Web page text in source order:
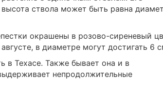
ствола может быть равна
окрашены в розово-сиреневый
в диаметре могут достигать 6
в Техасе. Также бывает она и в
непродолжительные